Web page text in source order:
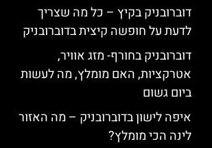
דוברובניק בקיץ – כל מה שצריך
לדעת על חופשה קיצית בדוברובניק
דוברובניק בחורף- מזג אוויר,
אטרקציות, האם מומלץ, מה לעשות
ביום גשום
איפה לישון בדוברובניק – מה האזור
לינה הכי מומלץ?